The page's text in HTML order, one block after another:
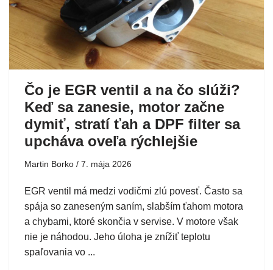
Čo je EGR ventil a na čo slúži?
Keď sa zanesie, motor začne
dymiť, stratí ťah a DPF filter sa
upcháva oveľa rýchlejšie
Martin Borko 7. mája 2026
EGR ventil má medzi vodičmi zlú povesť. Často sa
spája so zaneseným saním, slabším ťahom motora
a chybami, ktoré skončia v servise. V motore však
nie je náhodou. Jeho úloha je znížiť teplotu
spaľovania vo ...